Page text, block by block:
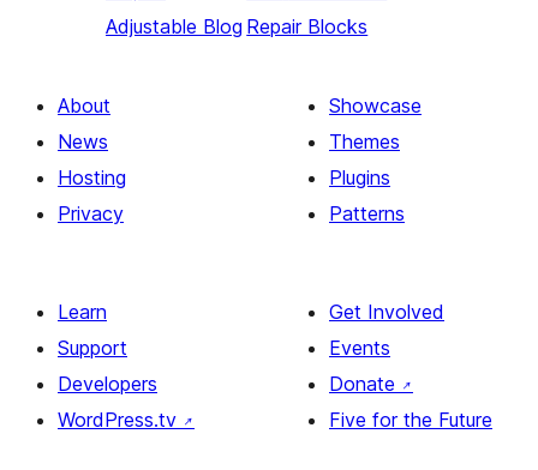
Adjustable Blog Repair Blocks
About
News
Hosting
Privacy
Showcase
Themes
Plugins
Patterns
Learn
Support
Developers
WordPress.tv ↗
Get Involved
Events
Donate ↗
Five for the Future